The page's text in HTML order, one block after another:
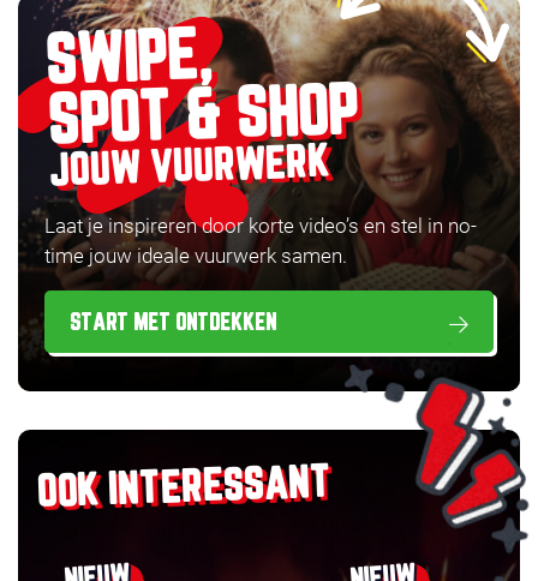
SWIPE,
SPOT & SHOP
JOUW VUURWERK
Laat je inspireren door korte video’s en stel in no-
time jouw ideale vuurwerk samen.
START MET ONTDEKKEN
OOK INTERESSANT